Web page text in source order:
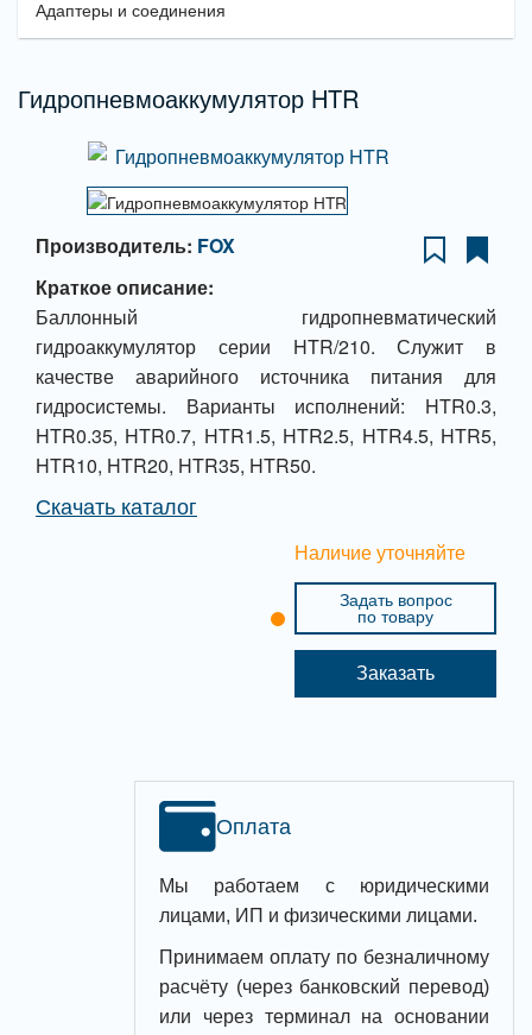
Адаптеры и соединения
Гидропневмоаккумулятор HTR
Производитель: FOX
Краткое описание:
Баллонный гидропневматический
гидроаккумулятор серии HTR/210. Служит в
качестве аварийного источника питания для
гидросистемы. Варианты исполнений: HTR0.3,
HTR0.35, HTR0.7, HTR1.5, HTR2.5, HTR4.5, HTR5,
HTR10, HTR20, HTR35, HTR50.
Скачать каталог
Наличие уточняйте
Задать вопрос
по товару
Заказать
Оплата
Мы работаем с юридическими
лицами, ИП и физическими лицами.
Принимаем оплату по безналичному
расчёту (через банковский перевод)
или через терминал на основании